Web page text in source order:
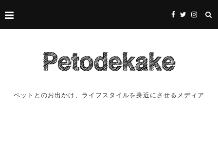
ペットとのお出かけ、ライフスタイルを身近にさせるメディア